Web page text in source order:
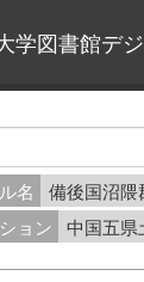
学図書館デ
名
備後国沼隈
ョン
中国五県